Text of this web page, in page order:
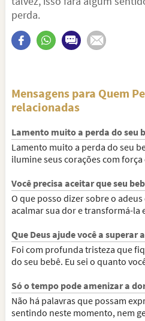
perda.
Mensagens para Quem
relacionadas
Lamento muito a perda do seu
Lamento muito a perda do seu
ilumine seus corações com força
Você precisa aceitar que seu
O que posso dizer sobre o
acalmar sua dor e transformá-la
Que Deus ajude você a superar
Foi com profunda tristeza que
do seu bebê. Eu sei o quanto
Só o tempo pode amenizar a
Não há palavras que possam
sentindo neste momento, nem